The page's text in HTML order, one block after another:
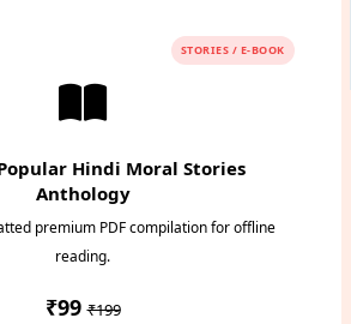
STORIES / E-BOOK
Hindi Moral Stories
Anthology
premium PDF compilation for offline
reading.
₹99₹199